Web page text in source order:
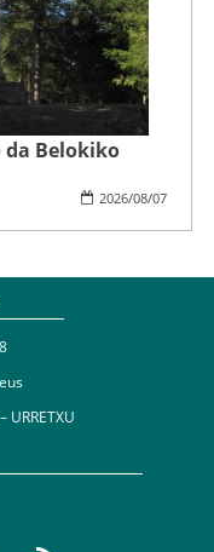
Belokiko
2026/08/07